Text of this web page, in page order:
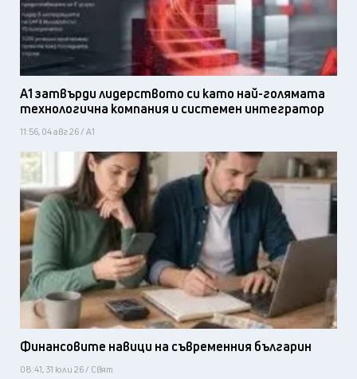
А1 затвърди лидерството си като най-голямата
технологична компания и системен интегратор
11:56, 04 авг 26 / А1
Финансовите навици на съвременния българин
08:41, 31 юли 26 / Свят